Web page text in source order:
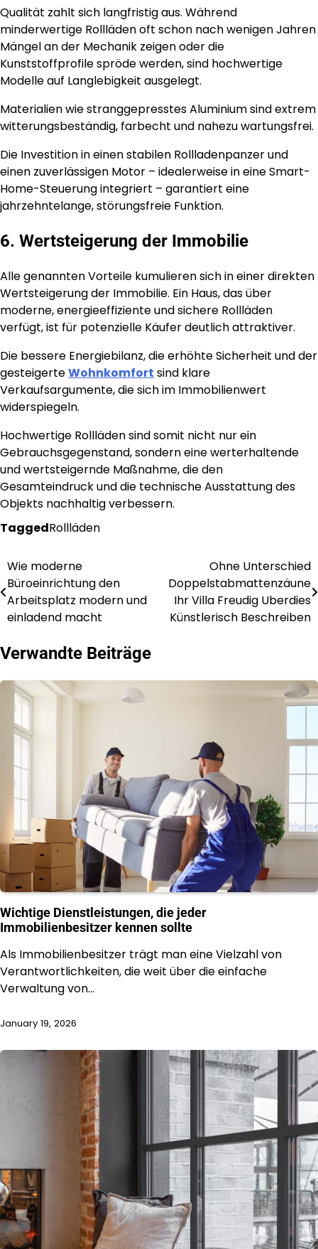
Qualität zahlt sich langfristig aus. Während
minderwertige Rollläden oft schon nach wenigen Jahren
Mängel an der Mechanik zeigen oder die
Kunststoffprofile spröde werden, sind hochwertige
Modelle auf Langlebigkeit ausgelegt.
Materialien wie stranggepresstes Aluminium sind extrem
witterungsbeständig, farbecht und nahezu wartungsfrei.
Die Investition in einen stabilen Rollladenpanzer und
einen zuverlässigen Motor – idealerweise in eine Smart-
Home-Steuerung integriert – garantiert eine
jahrzehntelange, störungsfreie Funktion.
6. Wertsteigerung der Immobilie
Alle genannten Vorteile kumulieren sich in einer direkten
Wertsteigerung der Immobilie. Ein Haus, das über
moderne, energieeffiziente und sichere Rollläden
verfügt, ist für potenzielle Käufer deutlich attraktiver.
Die bessere Energiebilanz, die erhöhte Sicherheit und der
gesteigerteWohnkomfort sind klare
Verkaufsargumente, die sich im Immobilienwert
widerspiegeln.
Hochwertige Rollläden sind somit nicht nur ein
Gebrauchsgegenstand, sondern eine werterhaltende
und wertsteigernde Maßnahme, die den
Gesamteindruck und die technische Ausstattung des
Objekts nachhaltig verbessern.
TaggedRollläden
Post
navigation
Wie moderne
Büroeinrichtung den
Arbeitsplatz modern und
einladend macht
Ohne Unterschied
Doppelstabmattenzäune
Ihr Villa Freudig Uberdies
Künstlerisch Beschreiben
Verwandte Beiträge
Wichtige Dienstleistungen, die jeder
Immobilienbesitzer kennen sollte
Als Immobilienbesitzer trägt man eine Vielzahl von
Verantwortlichkeiten, die weit über die einfache
Verwaltung von…
January 19, 2026